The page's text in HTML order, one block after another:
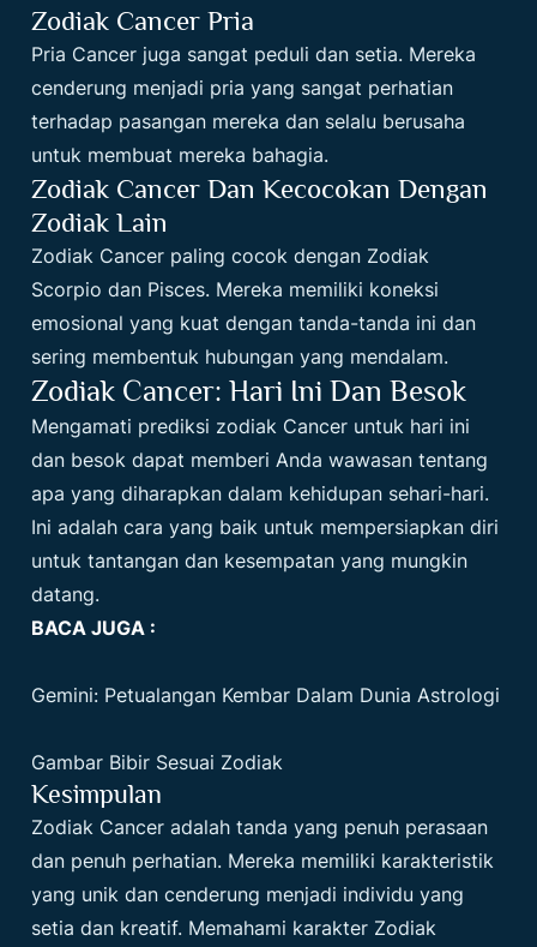
Zodiak Cancer Pria
Pria Cancer juga sangat peduli dan setia. Mereka
cenderung menjadi pria yang sangat perhatian
terhadap pasangan mereka dan selalu berusaha
untuk membuat mereka bahagia.
Zodiak Cancer Dan Kecocokan Dengan
Zodiak Lain
Zodiak Cancer paling cocok dengan Zodiak
Scorpio dan Pisces. Mereka memiliki koneksi
emosional yang kuat dengan tanda-tanda ini dan
sering membentuk hubungan yang mendalam.
Zodiak Cancer: Hari Ini Dan Besok
Mengamati prediksi zodiak Cancer untuk hari ini
dan besok dapat memberi Anda wawasan tentang
apa yang diharapkan dalam kehidupan sehari-hari.
Ini adalah cara yang baik untuk mempersiapkan diri
untuk tantangan dan kesempatan yang mungkin
datang.
BACA JUGA :
Gemini: Petualangan Kembar Dalam Dunia Astrologi
Gambar Bibir Sesuai Zodiak
Kesimpulan
Zodiak Cancer adalah tanda yang penuh perasaan
dan penuh perhatian. Mereka memiliki karakteristik
yang unik dan cenderung menjadi individu yang
setia dan kreatif. Memahami karakter Zodiak